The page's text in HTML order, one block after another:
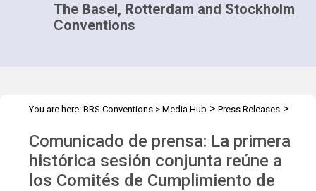
The Basel, Rotterdam and Stockholm
Conventions
You are here: BRS Conventions > Media Hub > Press Releases >
Comunicado de prensa: La primera
histórica sesión conjunta reúne a
los Comités de Cumplimiento de